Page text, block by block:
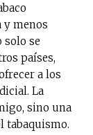
y menos
solo se
países,
a los
La
sino una
tabaquismo.